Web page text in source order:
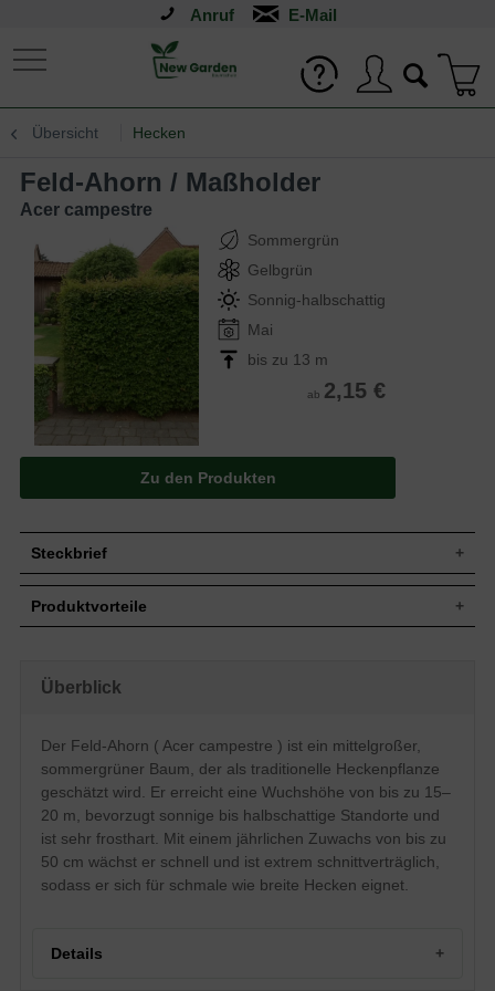
Anruf
Übersicht Hecken
Feld-Ahorn / Maßholder
Acer campestre
Sommergrün
Gelbgrün
Sonnig-halbschattig
Mai
bis zu 13 m
ab 2,15 €
Zu den Produkten
Steckbrief
Zuwachs
Wuchsform
Blatt
cm lang
Frucht
Fruchtflügel, Fruchtreife ab August
Blüte
Gelbgrüne Rispen, Mai
Blütezeit
Mai
Boden
Kaum Ansprüche allerdings Staunässe
vermeiden
Standort
Sonnig bis halbschattig
Der europäisch beheimatete Massholder
Produktvorteile
kann sehr schmal gehalten werden
extrem schnittverträglich
robust und pflegeleicht
nicht immergrün
(im Winter geringer Sichtschutz)
laubverursachend
Staunässe meiden
Überblick
Der Feld-Ahorn ( Acer campestre ) ist ein mittelgroßer,
sommergrüner Baum, der als traditionelle Heckenpflanze
geschätzt wird. Er erreicht eine Wuchshöhe von bis zu 15–
20 m, bevorzugt sonnige bis halbschattige Standorte und
ist sehr frosthart. Mit einem jährlichen Zuwachs von bis zu
50 cm wächst er schnell und ist extrem schnittverträglich,
sodass er sich für schmale wie breite Hecken eignet.
Details